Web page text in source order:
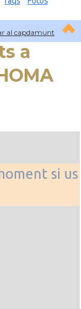
al capdamunt
a
si us